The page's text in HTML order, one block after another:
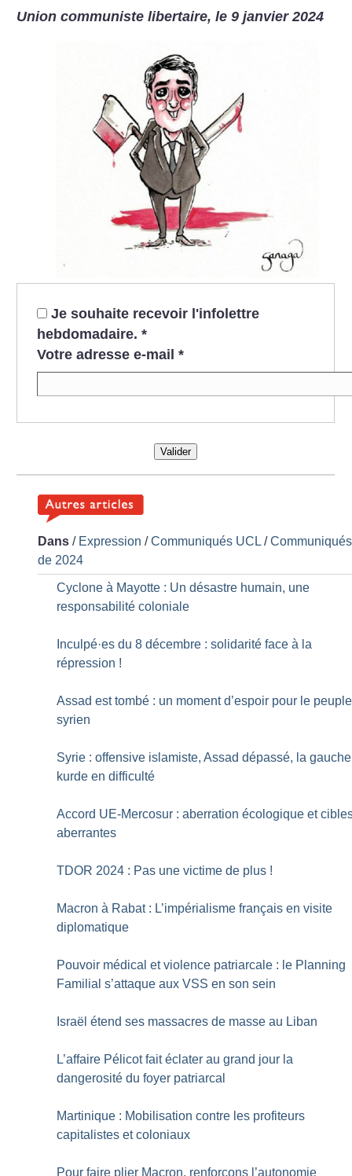
Union communiste libertaire, le 9 janvier 2024
Je souhaite recevoir l'infolettre
hebdomadaire. *
Votre adresse e-mail *
Valider
Dans / Expression /Communiqués UCL /Communiqués
de 2024
Cyclone à Mayotte : Un désastre humain, une
responsabilité coloniale
Inculpé·es du 8 décembre : solidarité face à la
répression !
Assad est tombé : un moment d’espoir pour le peuple
syrien
Syrie : offensive islamiste, Assad dépassé, la gauche
kurde en difficulté
Accord UE-Mercosur : aberration écologique et
aberrantes
TDOR 2024 : Pas une victime de plus !
Macron à Rabat : L’impérialisme français en visite
diplomatique
Pouvoir médical et violence patriarcale : le Planning
Familial s’attaque aux VSS en son sein
Israël étend ses massacres de masse au Liban
L’affaire Pélicot fait éclater au grand jour la
dangerosité du foyer patriarcal
Martinique : Mobilisation contre les profiteurs
capitalistes et coloniaux
Pour faire plier Macron, renforçons l’autonomie